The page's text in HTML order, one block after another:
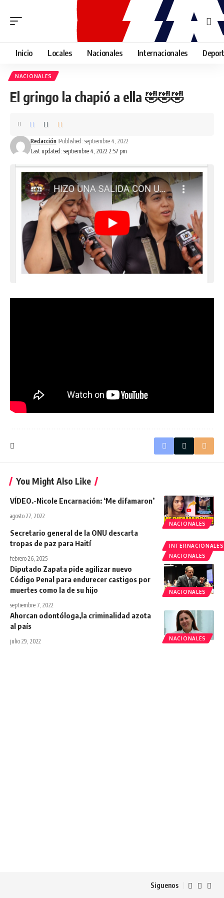
Inicio Locales Nacionales Internacionales
NACIONALES
El gringo la chapió a ella 🤣🤣🤣
Last updated: septiembre 4, 2022 2:57 pm
Redacción Published: septiembre 4, 2022
You Might Also Like
NACIONALES
VÍDEO.-Nicole Encarnación: ‘Me difamaron’
agosto 27, 2022
INTERNACIONALES
NACIONALES
Secretario general de la ONU descarta
tropas de paz para Haití
febrero 26, 2025
NACIONALES
Diputado Zapata pide agilizar nuevo
Código Penal para endurecer castigos por
muertes como la de su hijo
septiembre 7, 2022
NACIONALES
Ahorcan odontóloga,la criminalidad azota
al país
julio 29, 2022
Siguenos